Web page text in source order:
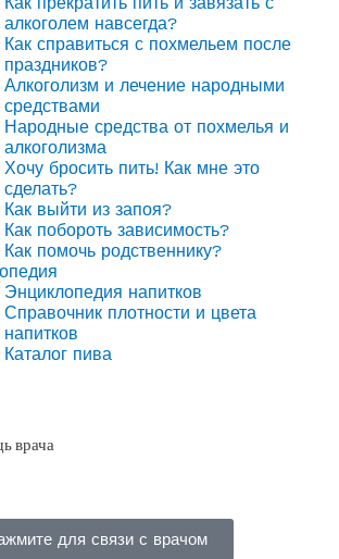
алкоголем навсегда?
Как справиться с похмельем после
праздников?
Алкоголизм и лечение народными
средствами
Народные средства от похмелья и
алкоголизма
Хочу бросить пить! Как мне это
сделать?
Как выйти из запоя?
Как побороть зависимость?
Как помочь родственнику?
Энциклопедия напитков
Справочник плотности и цвета
напитков
Каталог пива
врача
для связи с врачом